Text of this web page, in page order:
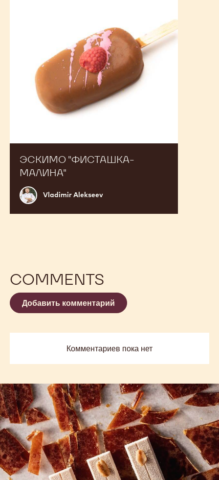
ЭСКИМО "ФИСТАШКА-
МАЛИНА"
Vladimir
Alekseev
Vladimir Alekseev
COMMENTS
Добавить комментарий
Комментариев пока нет